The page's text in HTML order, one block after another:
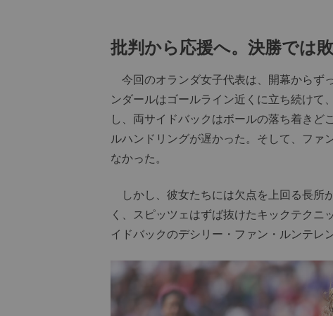
批判から応援へ。決勝では
今回のオランダ女子代表は、開幕からず
ンダールはゴールライン近くに立ち続けて
し、両サイドバックはボールの落ち着きど
ルハンドリングが遅かった。そして、ファ
なかった。
しかし、彼女たちには欠点を上回る長所
く、スピッツェはずば抜けたキックテク
イドバックのデシリー・ファン・ルンテレ